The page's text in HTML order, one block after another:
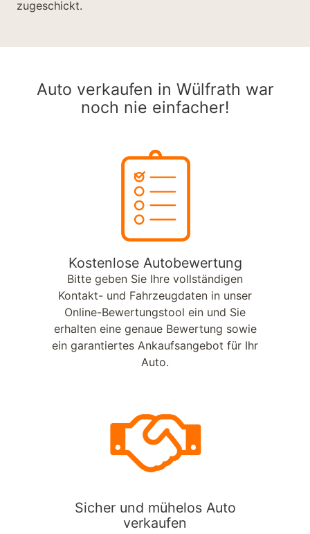
zugeschickt.
Auto verkaufen in Wülfrath war
noch nie einfacher!
Kostenlose Autobewertung
Bitte geben Sie Ihre vollständigen
Kontakt- und Fahrzeugdaten in unser
Online-Bewertungstool ein und Sie
erhalten eine genaue Bewertung sowie
ein garantiertes Ankaufsangebot für Ihr
Auto.
Sicher und mühelos Auto
verkaufen